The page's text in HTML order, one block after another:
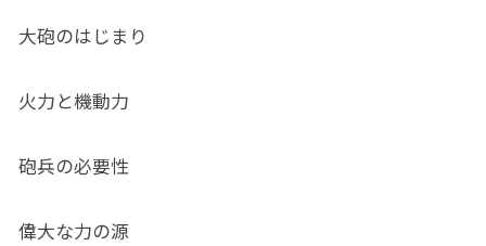
大砲のはじまり
火力と機動力
砲兵の必要性
偉大な力の源